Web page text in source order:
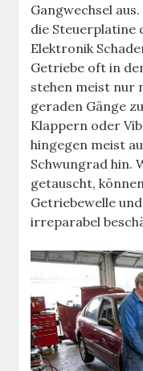
Gangwechsel
die Steuerplatine
Elektronik
Getriebe oft in
stehen meist nur
geraden Gänge
Klappern oder
hingegen meist
Schwungrad hin.
getauscht,
Getriebewelle
irreparabel